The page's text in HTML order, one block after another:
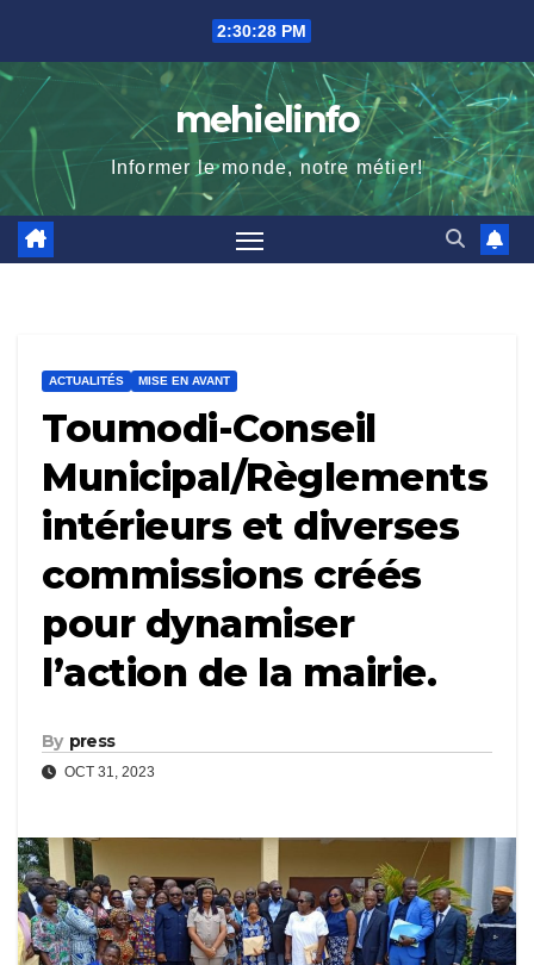
content
2:30:30 PM
mehielinfo
Informer le monde, notre métier!
ACTUALITÉS MISE EN AVANT
Toumodi-Conseil
Municipal/Règlements
intérieurs et diverses
commissions créés
pour dynamiser
l’action de la mairie.
By press
OCT 31, 2023